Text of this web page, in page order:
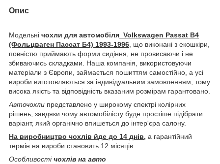
Опис
Модельні чохли для автомобіля Volkswagen Passat B4
(Фольцваген Пассат Б4) 1993-1996, що виконані з екошкіри,
повністю приймають форми сидіння, не провисаючи і не
збиваючись складками. Наша компанія, використовуючи
матеріали з Європи, займається пошиттям самостійно, а усі
вироби виготовляються за індивідуальним замовленням, тому
висока якість та відповідність вказаним розмірам гарантовано.
Авточохли представлено у широкому спектрі колірних
рішень, завдяки чому автомобілісту буде простіше підібрати
варіант, який органічно впишеться до інтер'єра салону.
На виробництво чохлів йде до 14 днів, а гарантійний
термін на вироби становить 12 місяців.
Особливостічохлів на авто